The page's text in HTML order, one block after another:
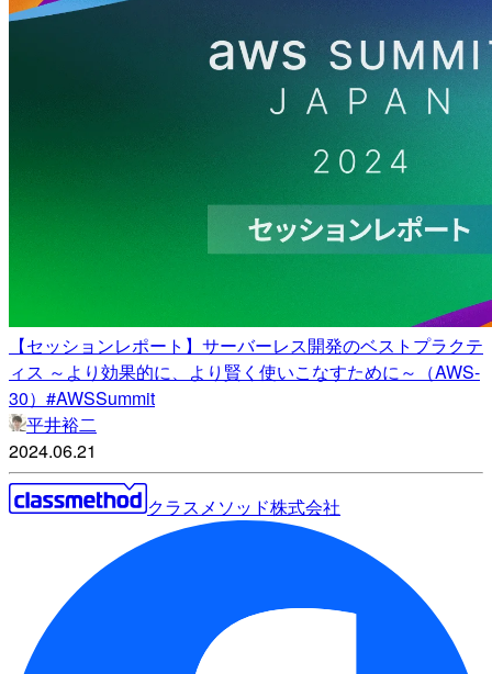
【セッションレポート】サーバーレス開発のベストプラクテ
ィス ～より効果的に、より賢く使いこなすために～（AWS-
30）#AWSSummit
平井裕二
2024.06.21
クラスメソッド株式会社